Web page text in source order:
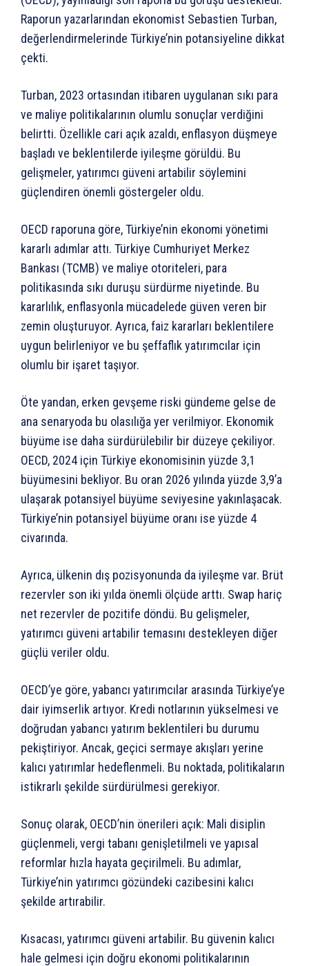
Raporun yazarlarından ekonomist Sebastien Turban,
değerlendirmelerinde Türkiye’nin potansiyeline dikkat
çekti.
Turban, 2023 ortasından itibaren uygulanan sıkı para
ve maliye politikalarının olumlu sonuçlar verdiğini
belirtti. Özellikle cari açık azaldı, enflasyon düşmeye
başladı ve beklentilerde iyileşme görüldü. Bu
gelişmeler, yatırımcı güveni artabilir söylemini
güçlendiren önemli göstergeler oldu.
OECD raporuna göre, Türkiye’nin ekonomi yönetimi
kararlı adımlar attı. Türkiye Cumhuriyet Merkez
Bankası (TCMB) ve maliye otoriteleri, para
politikasında sıkı duruşu sürdürme niyetinde. Bu
kararlılık, enflasyonla mücadelede güven veren bir
zemin oluşturuyor. Ayrıca, faiz kararları beklentilere
uygun belirleniyor ve bu şeffaflık yatırımcılar için
olumlu bir işaret taşıyor.
Öte yandan, erken gevşeme riski gündeme gelse de
ana senaryoda bu olasılığa yer verilmiyor. Ekonomik
büyüme ise daha sürdürülebilir bir düzeye çekiliyor.
OECD, 2024 için Türkiye ekonomisinin yüzde 3,1
büyümesini bekliyor. Bu oran 2026 yılında yüzde 3,9’a
ulaşarak potansiyel büyüme seviyesine yakınlaşacak.
Türkiye’nin potansiyel büyüme oranı ise yüzde 4
civarında.
Ayrıca, ülkenin dış pozisyonunda da iyileşme var. Brüt
rezervler son iki yılda önemli ölçüde arttı. Swap hariç
net rezervler de pozitife döndü. Bu gelişmeler,
yatırımcı güveni artabilir temasını destekleyen diğer
güçlü veriler oldu.
OECD’ye göre, yabancı yatırımcılar arasında Türkiye’ye
dair iyimserlik artıyor. Kredi notlarının yükselmesi ve
doğrudan yabancı yatırım beklentileri bu durumu
pekiştiriyor. Ancak, geçici sermaye akışları yerine
kalıcı yatırımlar hedeflenmeli. Bu noktada, politikaların
istikrarlı şekilde sürdürülmesi gerekiyor.
Sonuç olarak, OECD’nin önerileri açık: Mali disiplin
güçlenmeli, vergi tabanı genişletilmeli ve yapısal
reformlar hızla hayata geçirilmeli. Bu adımlar,
Türkiye’nin yatırımcı gözündeki cazibesini kalıcı
şekilde artırabilir.
Kısacası, yatırımcı güveni artabilir. Bu güvenin kalıcı
hale gelmesi için doğru ekonomi politikalarının